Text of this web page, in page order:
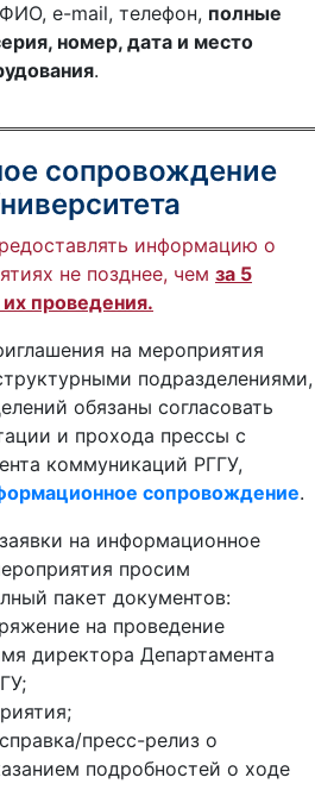
e-mail, телефон, полные
номер, дата и место
.
сопровождение
информацию о
не позднее, чем за 5
проведения.
на мероприятия
подразделениями,
обязаны согласовать
и прохода прессы с
коммуникаций РГГУ,
сопровождение.
на информационное
просим
пакет документов:
на проведение
директора Департамента
пресс-релиз о
подробностей о ходе